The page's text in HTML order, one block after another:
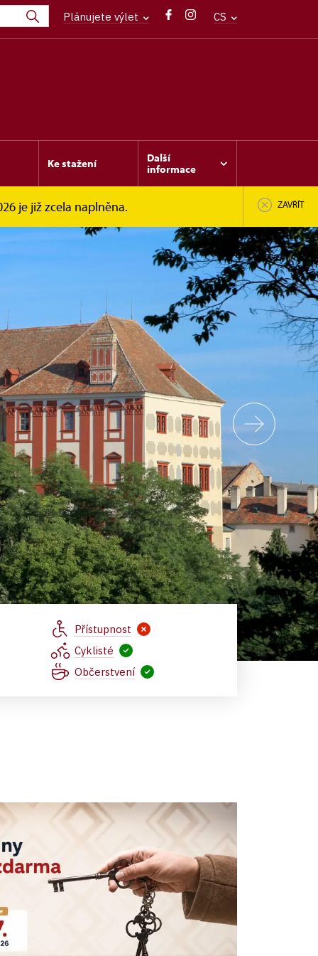
Plánujete výlet CS
Ke stažení
Další
informace
je již zcela naplněna. ZAVŘÍT
Zámek z vyhlídky
Přístupnost
Cyklisté
Občerstvení